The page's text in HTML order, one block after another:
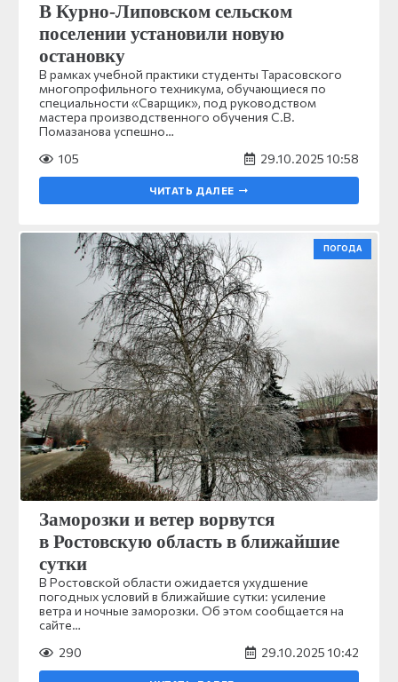
В Курно-Липовском сельском
поселении установили новую
остановку
В рамках учебной практики студенты Тарасовского
многопрофильного техникума, обучающиеся по
специальности «Сварщик», под руководством
мастера производственного обучения С.В.
Помазанова успешно…
105
29.10.2025 10:58
ЧИТАТЬ ДАЛЕЕ
ПОГОДА
Заморозки и ветер ворвутся
в Ростовскую область в ближайшие
сутки
В Ростовской области ожидается ухудшение
погодных условий в ближайшие сутки: усиление
ветра и ночные заморозки. Об этом сообщается на
сайте…
290
29.10.2025 10:42